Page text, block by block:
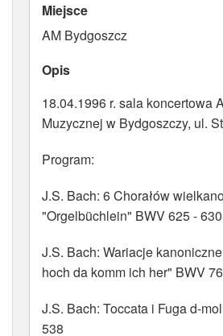
ATRYBUTY
Miejsce
AM Bydgoszcz
Opis
18.04.1996 r. sala koncertowa
Muzycznej w Bydgoszczy, ul.
Program:
J.S. Bach: 6 Chorałów
"Orgelbüchlein" BWV 625 - 630
J.S. Bach: Wariacje
hoch da komm ich her" BWV
J.S. Bach: Toccata i Fuga d-
538